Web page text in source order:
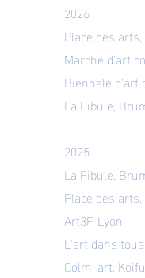
2026
Place des
Marché d'art
Biennale d'art
La Fibule,
2025
La Fibule,
Place des
Art3F, Lyon
L'art dans
Colm' art,